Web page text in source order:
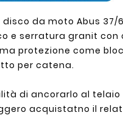
disco da moto Abus
e serratura granit con
protezione come
per catena.
di ancorarlo al
acquistatno il